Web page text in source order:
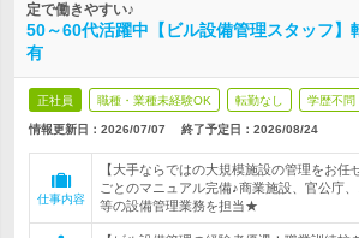
定で働きやすい♪
50～60代活躍中【ビル設備管理スタッフ】
有
正社員 職種・業種未経験OK 転勤なし 学歴不問
情報更新日：2026/07/07 終了予定日： 2026/08/24
仕事内容
【大手ならではの大規模施設の管理をお任
ごとのマニュアル完備♪商業施設、官公庁
等の設備管理業務を担当★